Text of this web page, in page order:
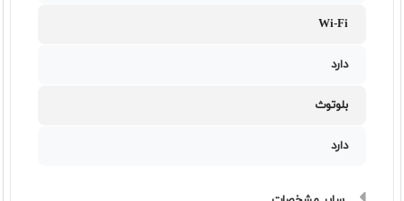
Wi-Fi
دارد
بلوتوث
دارد